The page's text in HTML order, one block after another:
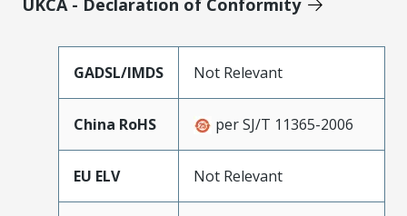
GADSL/IMDS Not Relevant
China RoHS per SJ/T 11365-2006
EU ELV Not Relevant